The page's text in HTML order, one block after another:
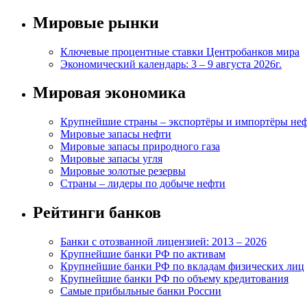
Мировые рынки
Ключевые процентные ставки Центробанков мира
Экономический календарь: 3 – 9 августа 2026г.
Мировая экономика
Крупнейшие страны – экспортёры и импортёры
Мировые запасы нефти
Мировые запасы природного газа
Мировые запасы угля
Мировые золотые резервы
Страны – лидеры по добыче нефти
Рейтинги банков
Банки с отозванной лицензией: 2013 – 2026
Крупнейшие банки РФ по активам
Крупнейшие банки РФ по вкладам физических лиц
Крупнейшие банки РФ по объему кредитования
Самые прибыльные банки России